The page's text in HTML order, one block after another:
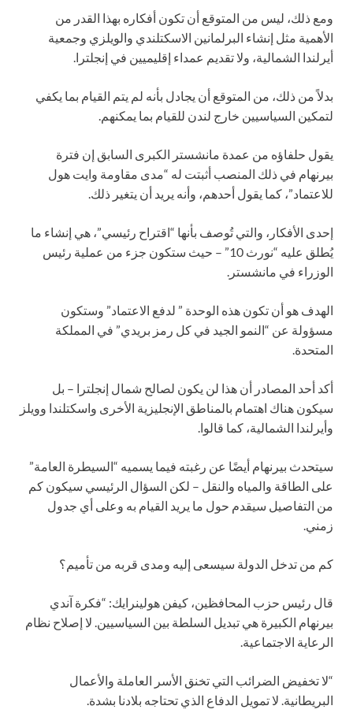
ومع ذلك، ليس من المتوقع أن تكون أفكاره بهذا القدر من
الأهمية مثل إنشاء البرلمانين الاسكتلندي والويلزي وجمعية
أيرلندا الشمالية، ولا تقديم عمداء إقليميين في إنجلترا.
بدلاً من ذلك، من المتوقع أن يجادل بأنه لم يتم القيام بما يكفي
لتمكين السياسيين خارج لندن للقيام بما يمكنهم.
يقول حلفاؤه من عمدة مانشستر الكبرى السابق إن فترة
بيرنهام في ذلك المنصب أثبتت له “مدى مقاومة وايت هول
للاعتماد”، كما يقول أحدهم، وأنه يريد أن يتغير ذلك.
إحدى الأفكار، والتي تُوصف بأنها “اقتراح رئيسي”، هي إنشاء ما
يُطلق عليه “نورث 10” – حيث ستكون جزء من عملية رئيس
الوزراء في مانشستر.
الهدف هو أن تكون هذه الوحدة ” لدفع الاعتماد” وستكون
مسؤولة عن “النمو الجيد في كل رمز بريدي” في المملكة
المتحدة.
أكد أحد المصادر أن هذا لن يكون لصالح شمال إنجلترا – بل
سيكون هناك اهتمام بالمناطق الإنجليزية الأخرى واسكتلندا وويلز
وأيرلندا الشمالية، كما قالوا.
سيتحدث بيرنهام أيضًا عن رغبته فيما يسميه “السيطرة العامة”
على الطاقة والمياه والنقل – لكن السؤال الرئيسي سيكون كم
من التفاصيل سيقدم حول ما يريد القيام به وعلى أي جدول
زمني.
كم من تدخل الدولة سيسعى إليه ومدى قربه من تأميم؟
قال رئيس حزب المحافظين، كيفن هولينرايك: “فكرة آندي
بيرنهام الكبيرة هي تبديل السلطة بين السياسيين. لا إصلاح نظام
الرعاية الاجتماعية.
“لا تخفيض الضرائب التي تخنق الأسر العاملة والأعمال
البريطانية. لا تمويل الدفاع الذي تحتاجه بلادنا بشدة.